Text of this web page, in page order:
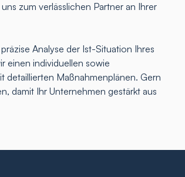
zum verlässlichen Partner an Ihrer
Analyse der Ist-Situation Ihres
einen individuellen sowie
detaillierten Maßnahmenplänen. Gern
damit Ihr Unternehmen gestärkt aus